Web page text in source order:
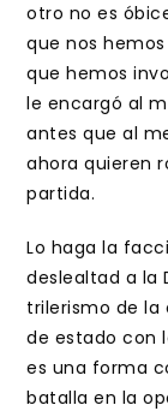
otro no es
que nos
que hemos
le encargó al
antes que al
ahora quieren
partida.
Lo haga la
deslealtad a la
trilerismo de la
de estado con
es una forma
batalla en la